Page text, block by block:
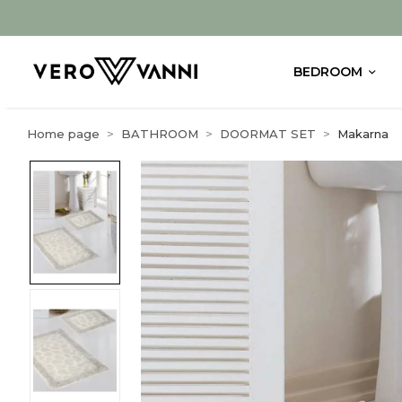
BEDROOM
Home page BATHROOM DOORMAT SET Makarna